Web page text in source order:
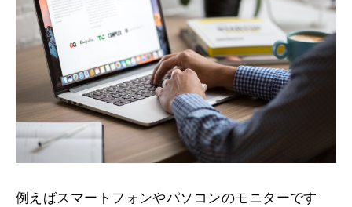
例えばスマートフォンやパソコンのモニターです